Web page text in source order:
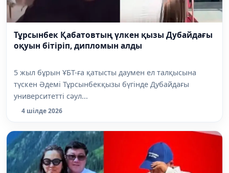
Тұрсынбек Қабатовтың үлкен қызы Дубайдағы
оқуын бітіріп, дипломын алды
5 жыл бұрын ҰБТ-ға қатысты даумен ел талқысына
түскен Әдемі Тұрсынбекқызы бүгінде Дубайдағы
университетті сәул...
4 шілде 2026